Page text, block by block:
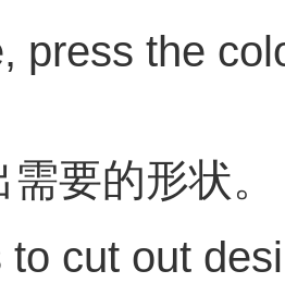
press the
要的形状。
to cut out